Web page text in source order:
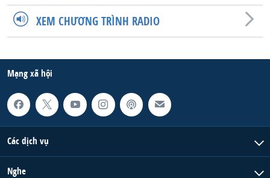
XEM CHƯƠNG TRÌNH RADIO
Mạng xã hội
Các dịch vụ
Nghe